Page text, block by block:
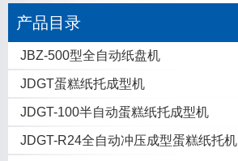
产品目录
JBZ-500型全自动纸盘机
JDGT蛋糕纸托成型机
JDGT-100半自动蛋糕纸托成型机
JDGT-R24全自动冲压成型蛋糕纸托机